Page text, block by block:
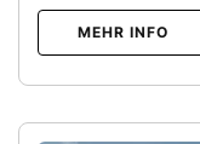
MEHR INFO